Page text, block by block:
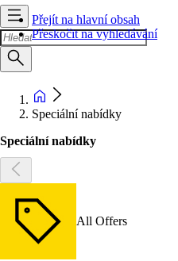
Přejít na hlavní obsah
Přeskočit na vyhledávání
Speciální nabídky
Speciální nabídky
All Offers